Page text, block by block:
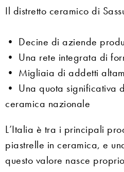
Il distretto ceramico di
• Decine di aziende
• Una rete integrata di
• Migliaia di addetti
• Una quota significativa
ceramica nazionale
L’Italia è tra i principali
piastrelle in ceramica, e
questo valore nasce